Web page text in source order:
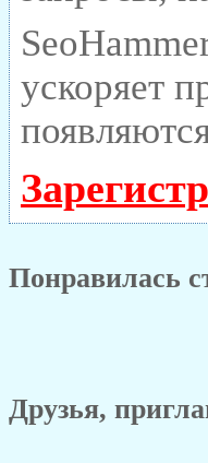
ускоряет
Понравилась
Друзья,